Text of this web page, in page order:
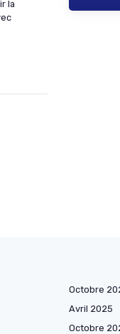
la
Octobre
Avril 2025
Octobre